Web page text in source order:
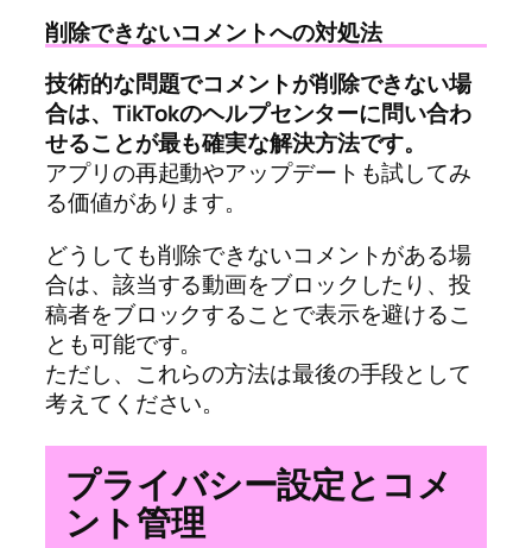
削除できないコメントへの対処法
技術的な問題でコメントが削除できない場
合は、TikTokのヘルプセンターに問い合わ
せることが最も確実な解決方法です。
アプリの再起動やアップデートも試してみ
る価値があります。
どうしても削除できないコメントがある場
合は、該当する動画をブロックしたり、投
稿者をブロックすることで表示を避けるこ
とも可能です。
ただし、これらの方法は最後の手段として
考えてください。
プライバシー設定とコメ
ント管理